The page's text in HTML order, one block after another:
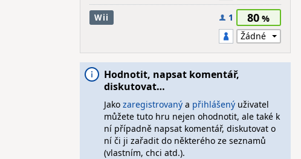
Wii 1 80
Hodnotit, napsat komentář,
diskutovat…
Jako zaregistrovanýa přihlášenýuživatel
můžete tuto hru nejen ohodnotit, ale také k
ní případně napsat komentář, diskutovat o
ní či ji zařadit do některého ze seznamů
(vlastním, chci atd.).